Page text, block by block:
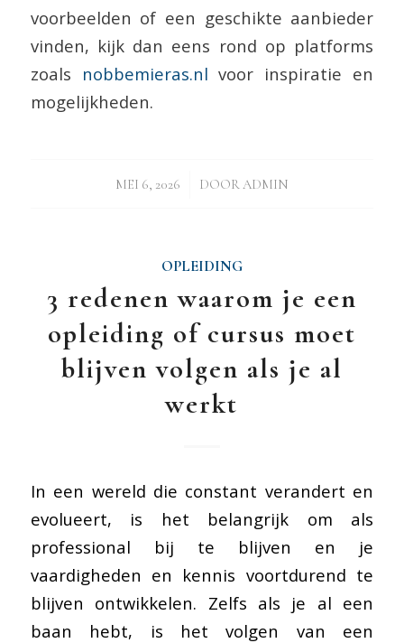
voorbeelden of een geschikte aanbieder
vinden, kijk dan eens rond op platforms
zoals nobbemieras.nl voor inspiratie en
mogelijkheden.
MEI 6, 2026
/ DOORADMIN
OPLEIDING
3 redenen waarom je een
opleiding of cursus moet
blijven volgen als je al
werkt
In een wereld die constant verandert en
evolueert, is het belangrijk om als
professional bij te blijven en je
vaardigheden en kennis voortdurend te
blijven ontwikkelen. Zelfs als je al een
baan hebt, is het volgen van een